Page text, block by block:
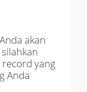
akan
yang
Anda